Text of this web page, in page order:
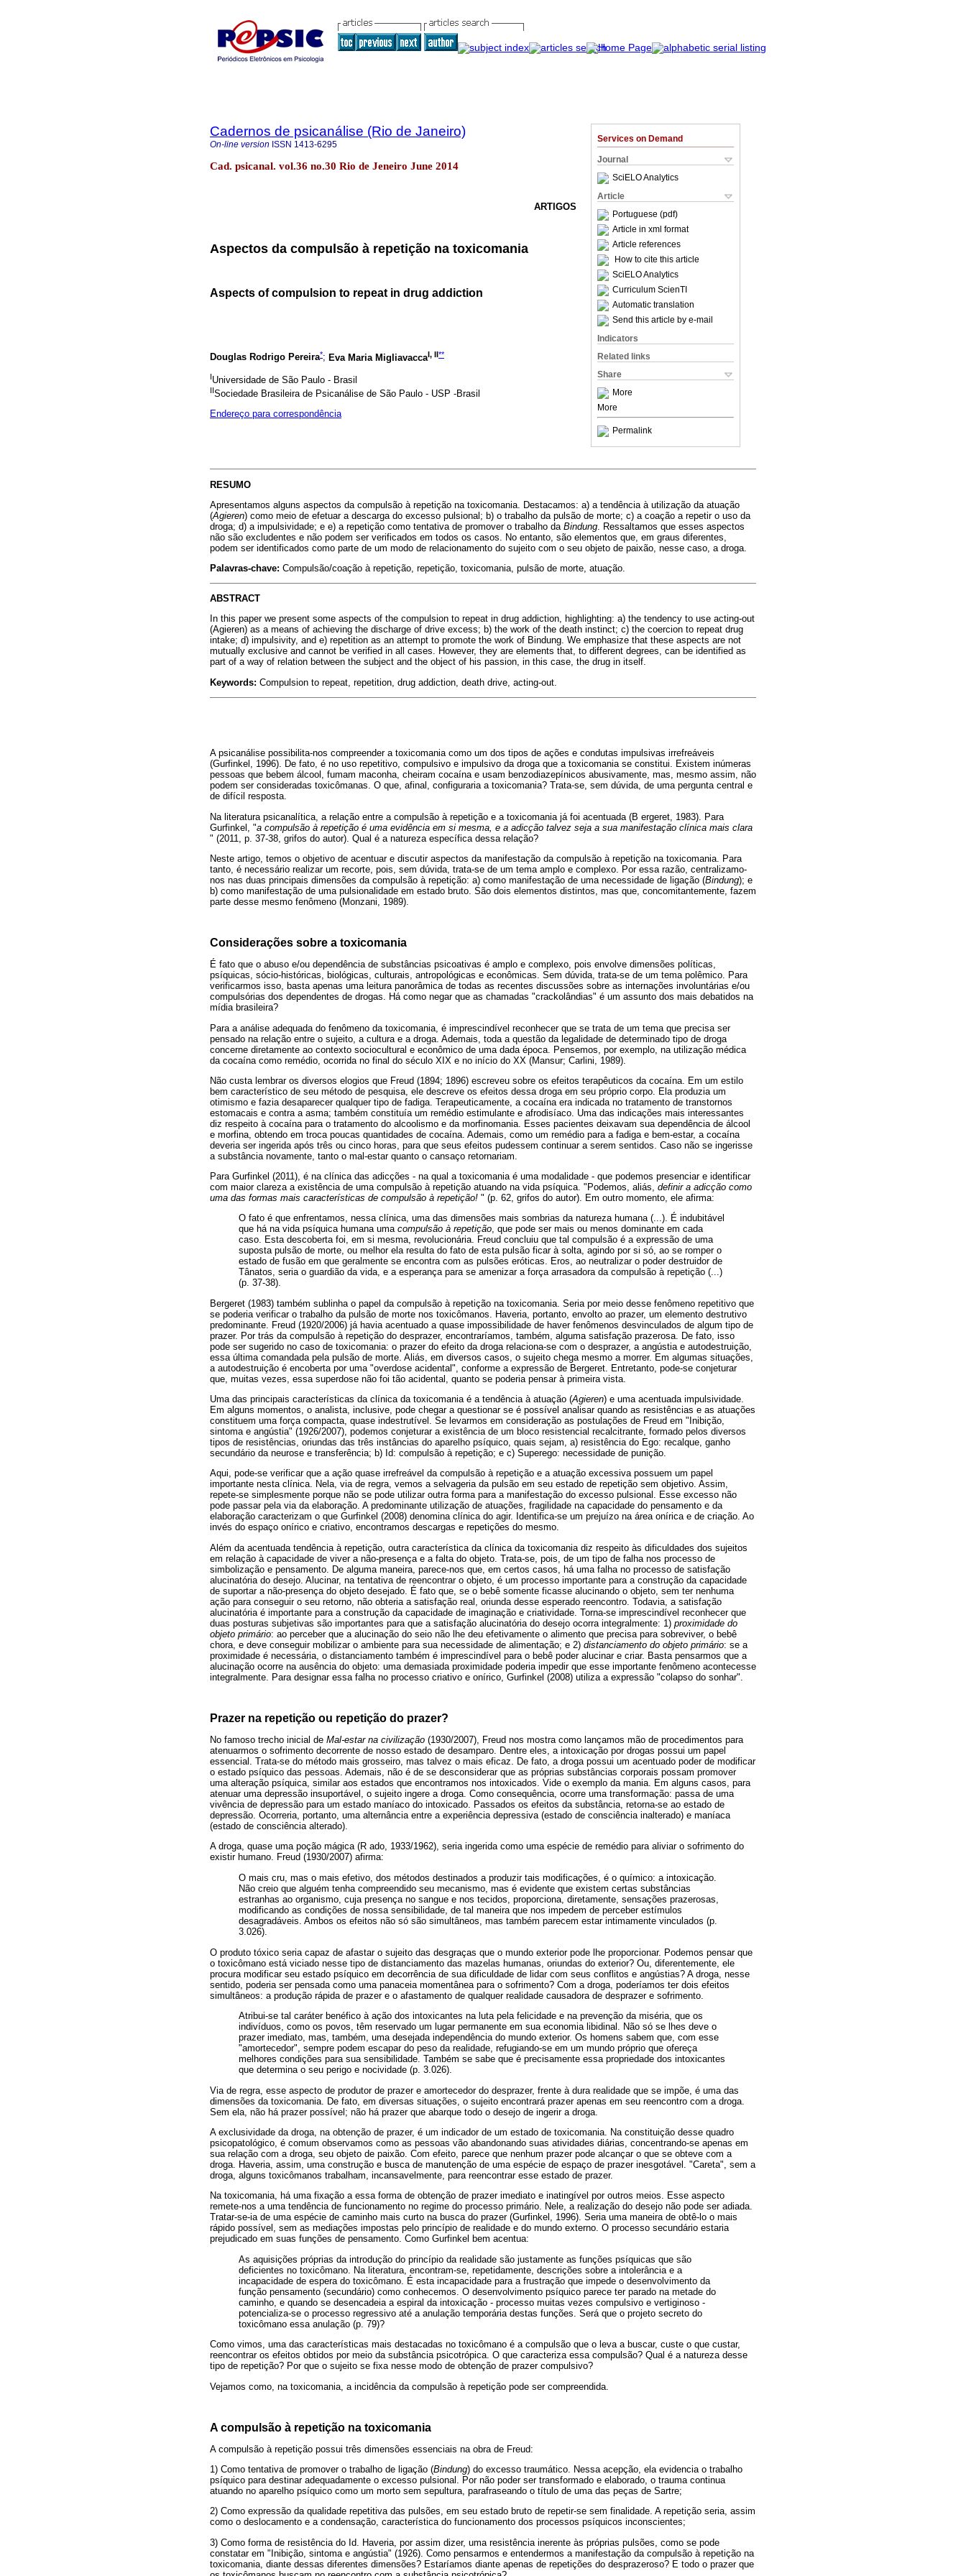
Services on Demand
Journal
SciELO Analytics
Article
Portuguese (pdf)
Article in xml format
Article references
How to cite this article
SciELO Analytics
Curriculum ScienTI
Automatic translation
Send this article by e-mail
Indicators
Related links
Share
More
More
Permalink
Cadernos de psicanálise (Rio de Janeiro)
On-line version ISSN 1413-6295
Cad. psicanal. vol.36 no.30 Rio de Jeneiro June 2014
ARTIGOS
Aspectos da compulsão à repetição na toxicomania
Aspects of compulsion to repeat in drug addiction
Douglas Rodrigo Pereira*; Eva Maria MigliavaccaI, II**
IUniversidade de São Paulo - Brasil
IISociedade Brasileira de Psicanálise de São Paulo - USP -Brasil
Endereço para correspondência
RESUMO
Apresentamos alguns aspectos da compulsão à repetição na toxicomania. Destacamos: a) a tendência à utilização da atuação
(Agieren) como meio de efetuar a descarga do excesso pulsional; b) o trabalho da pulsão de morte; c) a coação a repetir o uso da
droga; d) a impulsividade; e e) a repetição como tentativa de promover o trabalho da Bindung . Ressaltamos que esses aspectos
não são excludentes e não podem ser verificados em todos os casos. No entanto, são elementos que, em graus diferentes,
podem ser identificados como parte de um modo de relacionamento do sujeito com o seu objeto de paixão, nesse caso, a droga.
Palavras-chave: Compulsão/coação à repetição, repetição, toxicomania, pulsão de morte, atuação.
ABSTRACT
In this paper we present some aspects of the compulsion to repeat in drug addiction, highlighting: a) the tendency to use acting-out
(Agieren) as a means of achieving the discharge of drive excess; b) the work of the death instinct; c) the coercion to repeat drug
intake; d) impulsivity, and e) repetition as an attempt to promote the work of Bindung. We emphasize that these aspects are not
mutually exclusive and cannot be verified in all cases. However, they are elements that, to different degrees, can be identified as
part of a way of relation between the subject and the object of his passion, in this case, the drug in itself.
Keywords: Compulsion to repeat, repetition, drug addiction, death drive, acting-out.
A psicanálise possibilita-nos compreender a toxicomania como um dos tipos de ações e condutas impulsivas irrefreáveis
(Gurfinkel, 1996). De fato, é no uso repetitivo, compulsivo e impulsivo da droga que a toxicomania se constitui. Existem inúmeras
pessoas que bebem álcool, fumam maconha, cheiram cocaína e usam benzodiazepínicos abusivamente, mas, mesmo assim, não
podem ser consideradas toxicômanas. O que, afinal, configuraria a toxicomania? Trata-se, sem dúvida, de uma pergunta central e
de difícil resposta.
Na literatura psicanalítica, a relação entre a compulsão à repetição e a toxicomania já foi acentuada (B ergeret, 1983). Para
Gurfinkel, "a compulsão à repetição é uma evidência em si mesma, e a adicção talvez seja a sua manifestação clínica mais clara
" (2011, p. 37-38, grifos do autor). Qual é a natureza específica dessa relação?
Neste artigo, temos o objetivo de acentuar e discutir aspectos da manifestação da compulsão à repetição na toxicomania. Para
tanto, é necessário realizar um recorte, pois, sem dúvida, trata-se de um tema amplo e complexo. Por essa razão, centralizamo-
nos nas duas principais dimensões da compulsão à repetição: a) como manifestação de uma necessidade de ligação (Bindung); e
b) como manifestação de uma pulsionalidade em estado bruto. São dois elementos distintos, mas que, concomitantemente, fazem
parte desse mesmo fenômeno (Monzani, 1989).
Considerações sobre a toxicomania
É fato que o abuso e/ou dependência de substâncias psicoativas é amplo e complexo, pois envolve dimensões políticas,
psíquicas, sócio-históricas, biológicas, culturais, antropológicas e econômicas. Sem dúvida, trata-se de um tema polêmico. Para
verificarmos isso, basta apenas uma leitura panorâmica de todas as recentes discussões sobre as internações involuntárias e/ou
compulsórias dos dependentes de drogas. Há como negar que as chamadas "crackolândias" é um assunto dos mais debatidos na
mídia brasileira?
Para a análise adequada do fenômeno da toxicomania, é imprescindível reconhecer que se trata de um tema que precisa ser
pensado na relação entre o sujeito, a cultura e a droga. Ademais, toda a questão da legalidade de determinado tipo de droga
concerne diretamente ao contexto sociocultural e econômico de uma dada época. Pensemos, por exemplo, na utilização médica
da cocaína como remédio, ocorrida no final do século XIX e no início do XX (Mansur; Carlini, 1989).
Não custa lembrar os diversos elogios que Freud (1894; 1896) escreveu sobre os efeitos terapêuticos da cocaína. Em um estilo
bem característico de seu método de pesquisa, ele descreve os efeitos dessa droga em seu próprio corpo. Ela produzia um
otimismo e fazia desaparecer qualquer tipo de fadiga. Terapeuticamente, a cocaína era indicada no tratamento de transtornos
estomacais e contra a asma; também constituía um remédio estimulante e afrodisíaco. Uma das indicações mais interessantes
diz respeito à cocaína para o tratamento do alcoolismo e da morfinomania. Esses pacientes deixavam sua dependência de álcool
e morfina, obtendo em troca poucas quantidades de cocaína. Ademais, como um remédio para a fadiga e bem-estar, a cocaína
deveria ser ingerida após três ou cinco horas, para que seus efeitos pudessem continuar a serem sentidos. Caso não se ingerisse
a substância novamente, tanto o mal-estar quanto o cansaço retornariam.
Para Gurfinkel (2011), é na clínica das adicções - na qual a toxicomania é uma modalidade - que podemos presenciar e identificar
com maior clareza a existência de uma compulsão à repetição atuando na vida psíquica. "Podemos, aliás, definir a adicção como
uma das formas mais características de compulsão à repetição! " (p. 62, grifos do autor). Em outro momento, ele afirma:
O fato é que enfrentamos, nessa clínica, uma das dimensões mais sombrias da natureza humana (...). É indubitável
que há na vida psíquica humana uma compulsão à repetição, que pode ser mais ou menos dominante em cada
caso. Esta descoberta foi, em si mesma, revolucionária. Freud concluiu que tal compulsão é a expressão de uma
suposta pulsão de morte, ou melhor ela resulta do fato de esta pulsão ficar à solta, agindo por si só, ao se romper o
estado de fusão em que geralmente se encontra com as pulsões eróticas. Eros, ao neutralizar o poder destruidor de
Tânatos, seria o guardião da vida, e a esperança para se amenizar a força arrasadora da compulsão à repetição (...)
(p. 37-38).
Bergeret (1983) também sublinha o papel da compulsão à repetição na toxicomania. Seria por meio desse fenômeno repetitivo que
se poderia verificar o trabalho da pulsão de morte nos toxicômanos. Haveria, portanto, envolto ao prazer, um elemento destrutivo
predominante. Freud (1920/2006) já havia acentuado a quase impossibilidade de haver fenômenos desvinculados de algum tipo de
prazer. Por trás da compulsão à repetição do desprazer, encontraríamos, também, alguma satisfação prazerosa. De fato, isso
pode ser sugerido no caso de toxicomania: o prazer do efeito da droga relaciona-se com o desprazer, a angústia e autodestruição,
essa última comandada pela pulsão de morte. Aliás, em diversos casos, o sujeito chega mesmo a morrer. Em algumas situações,
a autodestruição é encoberta por uma "overdose acidental", conforme a expressão de Bergeret. Entretanto, pode-se conjeturar
que, muitas vezes, essa superdose não foi tão acidental, quanto se poderia pensar à primeira vista.
Uma das principais características da clínica da toxicomania é a tendência à atuação (Agieren) e uma acentuada impulsividade.
Em alguns momentos, o analista, inclusive, pode chegar a questionar se é possível analisar quando as resistências e as atuações
constituem uma força compacta, quase indestrutível. Se levarmos em consideração as postulações de Freud em "Inibição,
sintoma e angústia" (1926/2007), podemos conjeturar a existência de um bloco resistencial recalcitrante, formado pelos diversos
tipos de resistências, oriundas das três instâncias do aparelho psíquico, quais sejam, a) resistência do Ego: recalque, ganho
secundário da neurose e transferência; b) Id: compulsão à repetição; e c) Superego: necessidade de punição.
Aqui, pode-se verificar que a ação quase irrefreável da compulsão à repetição e a atuação excessiva possuem um papel
importante nesta clínica. Nela, via de regra, vemos a selvageria da pulsão em seu estado de repetição sem objetivo. Assim,
repete-se simplesmente porque não se pode utilizar outra forma para a manifestação do excesso pulsional. Esse excesso não
pode passar pela via da elaboração. A predominante utilização de atuações, fragilidade na capacidade do pensamento e da
elaboração caracterizam o que Gurfinkel (2008) denomina clínica do agir. Identifica-se um prejuízo na área onírica e de criação. Ao
invés do espaço onírico e criativo, encontramos descargas e repetições do mesmo.
Além da acentuada tendência à repetição, outra característica da clínica da toxicomania diz respeito às dificuldades dos sujeitos
em relação à capacidade de viver a não-presença e a falta do objeto. Trata-se, pois, de um tipo de falha nos processo de
simbolização e pensamento. De alguma maneira, parece-nos que, em certos casos, há uma falha no processo de satisfação
alucinatória do desejo. Alucinar, na tentativa de reencontrar o objeto, é um processo importante para a construção da capacidade
de suportar a não-presença do objeto desejado. É fato que, se o bebê somente ficasse alucinando o objeto, sem ter nenhuma
ação para conseguir o seu retorno, não obteria a satisfação real, oriunda desse esperado reencontro. Todavia, a satisfação
alucinatória é importante para a construção da capacidade de imaginação e criatividade. Torna-se imprescindível reconhecer que
duas posturas subjetivas são importantes para que a satisfação alucinatória do desejo ocorra integralmente: 1) proximidade do
objeto primário: ao perceber que a alucinação do seio não lhe deu efetivamente o alimento que precisa para sobreviver, o bebê
chora, e deve conseguir mobilizar o ambiente para sua necessidade de alimentação; e 2) distanciamento do objeto primário: se a
proximidade é necessária, o distanciamento também é imprescindível para o bebê poder alucinar e criar. Basta pensarmos que a
alucinação ocorre na ausência do objeto: uma demasiada proximidade poderia impedir que esse importante fenômeno acontecesse
integralmente. Para designar essa falha no processo criativo e onírico, Gurfinkel (2008) utiliza a expressão "colapso do sonhar".
Prazer na repetição ou repetição do prazer?
No famoso trecho inicial de Mal-estar na civilização (1930/2007), Freud nos mostra como lançamos mão de procedimentos para
atenuarmos o sofrimento decorrente de nosso estado de desamparo. Dentre eles, a intoxicação por drogas possui um papel
essencial. Trata-se do método mais grosseiro, mas talvez o mais eficaz. De fato, a droga possui um acentuado poder de modificar
o estado psíquico das pessoas. Ademais, não é de se desconsiderar que as próprias substâncias corporais possam promover
uma alteração psíquica, similar aos estados que encontramos nos intoxicados. Vide o exemplo da mania. Em alguns casos, para
atenuar uma depressão insuportável, o sujeito ingere a droga. Como consequência, ocorre uma transformação: passa de uma
vivência de depressão para um estado maníaco do intoxicado. Passados os efeitos da substância, retorna-se ao estado de
depressão. Ocorreria, portanto, uma alternância entre a experiência depressiva (estado de consciência inalterado) e maníaca
(estado de consciência alterado).
A droga, quase uma poção mágica (R ado, 1933/1962), seria ingerida como uma espécie de remédio para aliviar o sofrimento do
existir humano. Freud (1930/2007) afirma:
O mais cru, mas o mais efetivo, dos métodos destinados a produzir tais modificações, é o químico: a intoxicação.
Não creio que alguém tenha compreendido seu mecanismo, mas é evidente que existem certas substâncias
estranhas ao organismo, cuja presença no sangue e nos tecidos, proporciona, diretamente, sensações prazerosas,
modificando as condições de nossa sensibilidade, de tal maneira que nos impedem de perceber estímulos
desagradáveis. Ambos os efeitos não só são simultâneos, mas também parecem estar intimamente vinculados (p.
3.026).
O produto tóxico seria capaz de afastar o sujeito das desgraças que o mundo exterior pode lhe proporcionar. Podemos pensar que
o toxicômano está viciado nesse tipo de distanciamento das mazelas humanas, oriundas do exterior? Ou, diferentemente, ele
procura modificar seu estado psíquico em decorrência de sua dificuldade de lidar com seus conflitos e angústias? A droga, nesse
sentido, poderia ser pensada como uma panaceia momentânea para o sofrimento? Com a droga, poderíamos ter dois efeitos
simultâneos: a produção rápida de prazer e o afastamento de qualquer realidade causadora de desprazer e sofrimento.
Atribui-se tal caráter benéfico à ação dos intoxicantes na luta pela felicidade e na prevenção da miséria, que os
indivíduos, como os povos, têm reservado um lugar permanente em sua economia libidinal. Não só se lhes deve o
prazer imediato, mas, também, uma desejada independência do mundo exterior. Os homens sabem que, com esse
"amortecedor", sempre podem escapar do peso da realidade, refugiando-se em um mundo próprio que ofereça
melhores condições para sua sensibilidade. Também se sabe que é precisamente essa propriedade dos intoxicantes
que determina o seu perigo e nocividade (p. 3.026).
Via de regra, esse aspecto de produtor de prazer e amortecedor do desprazer, frente à dura realidade que se impõe, é uma das
dimensões da toxicomania. De fato, em diversas situações, o sujeito encontrará prazer apenas em seu reencontro com a droga.
Sem ela, não há prazer possível; não há prazer que abarque todo o desejo de ingerir a droga.
A exclusividade da droga, na obtenção de prazer, é um indicador de um estado de toxicomania. Na constituição desse quadro
psicopatológico, é comum observamos como as pessoas vão abandonando suas atividades diárias, concentrando-se apenas em
sua relação com a droga, seu objeto de paixão. Com efeito, parece que nenhum prazer pode alcançar o que se obteve com a
droga. Haveria, assim, uma construção e busca de manutenção de uma espécie de espaço de prazer inesgotável. "Careta", sem a
droga, alguns toxicômanos trabalham, incansavelmente, para reencontrar esse estado de prazer.
Na toxicomania, há uma fixação a essa forma de obtenção de prazer imediato e inatingível por outros meios. Esse aspecto
remete-nos a uma tendência de funcionamento no regime do processo primário. Nele, a realização do desejo não pode ser adiada.
Tratar-se-ia de uma espécie de caminho mais curto na busca do prazer (Gurfinkel, 1996). Seria uma maneira de obtê-lo o mais
rápido possível, sem as mediações impostas pelo princípio de realidade e do mundo externo. O processo secundário estaria
prejudicado em suas funções de pensamento. Como Gurfinkel bem acentua:
As aquisições próprias da introdução do princípio da realidade são justamente as funções psíquicas que são
deficientes no toxicômano. Na literatura, encontram-se, repetidamente, descrições sobre a intolerância e a
incapacidade de espera do toxicômano. É esta incapacidade para a frustração que impede o desenvolvimento da
função pensamento (secundário) como conhecemos. O desenvolvimento psíquico parece ter parado na metade do
caminho, e quando se desencadeia a espiral da intoxicação - processo muitas vezes compulsivo e vertiginoso -
potencializa-se o processo regressivo até a anulação temporária destas funções. Será que o projeto secreto do
toxicômano essa anulação (p. 79)?
Como vimos, uma das características mais destacadas no toxicômano é a compulsão que o leva a buscar, custe o que custar,
reencontrar os efeitos obtidos por meio da substância psicotrópica. O que caracteriza essa compulsão? Qual é a natureza desse
tipo de repetição? Por que o sujeito se fixa nesse modo de obtenção de prazer compulsivo?
Vejamos como, na toxicomania, a incidência da compulsão à repetição pode ser compreendida.
A compulsão à repetição na toxicomania
A compulsão à repetição possui três dimensões essenciais na obra de Freud:
1) Como tentativa de promover o trabalho de ligação (Bindung) do excesso traumático. Nessa acepção, ela evidencia o trabalho
psíquico para destinar adequadamente o excesso pulsional. Por não poder ser transformado e elaborado, o trauma continua
atuando no aparelho psíquico como um morto sem sepultura, parafraseando o título de uma das peças de Sartre;
2) Como expressão da qualidade repetitiva das pulsões, em seu estado bruto de repetir-se sem finalidade. A repetição seria, assim
como o deslocamento e a condensação, característica do funcionamento dos processos psíquicos inconscientes;
3) Como forma de resistência do Id. Haveria, por assim dizer, uma resistência inerente às próprias pulsões, como se pode
constatar em "Inibição, sintoma e angústia" (1926). Como pensarmos e entendermos a manifestação da compulsão à repetição na
toxicomania, diante dessas diferentes dimensões? Estaríamos diante apenas de repetições do desprazeroso? E todo o prazer que